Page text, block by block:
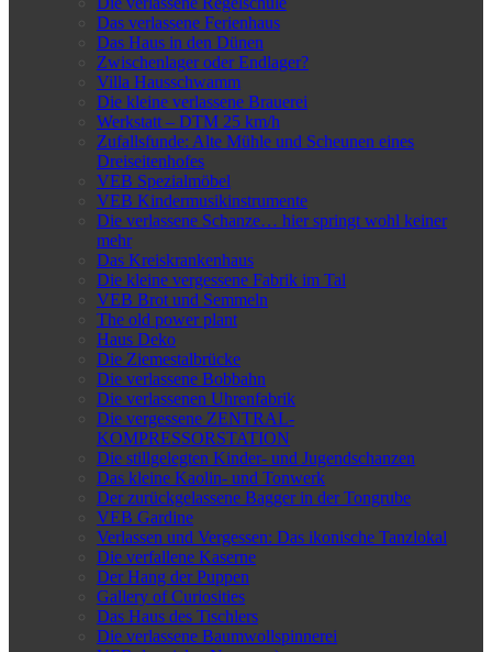
Das verlassene Ferienhaus
Das Haus in den Dünen
Zwischenlager oder Endlager?
Villa Hausschwamm
Die kleine verlassene Brauerei
Werkstatt – DTM 25 km/h
Zufallsfunde: Alte Mühle und Scheunen eines
Dreiseitenhofes
VEB Spezialmöbel
VEB Kindermusikinstrumente
Die verlassene Schanze… hier springt wohl keiner
mehr
Das Kreiskrankenhaus
Die kleine vergessene Fabrik im Tal
VEB Brot und Semmeln
The old power plant
Haus Deko
Die Ziemestalbrücke
Die verlassene Bobbahn
Die verlassenen Uhrenfabrik
Die vergessene ZENTRAL-
KOMPRESSORSTATION
Die stillgelegten Kinder- und Jugendschanzen
Das kleine Kaolin- und Tonwerk
Der zurückgelassene Bagger in der Tongrube
VEB Gardine
Verlassen und Vergessen: Das ikonische Tanzlokal
Die verfallene Kaserne
Der Hang der Puppen
Gallery of Curiosities
Das Haus des Tischlers
Die verlassene Baumwollspinnerei